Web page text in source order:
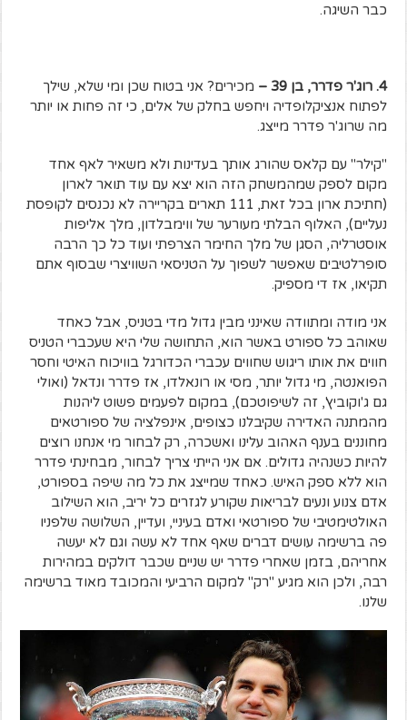
כבר השיגה.
4. רוג'ר פדרר, בן 39 –
מכירים? אני בטוח שכן ומי שלא, שילך
לפתוח אנציקלופדיה ויחפש בחלק של אלים, כי זה פחות או יותר
מה שרוג'ר פדרר מייצג.
"קילר" עם קלאס שהורג אותך בעדינות ולא משאיר לאף אחד
מקום לספק שמהמשחק הזה הוא יצא עם עוד תואר לארון
(חתיכת ארון בכל זאת, 111 תארים בקריירה לא נכנסים לקופסת
נעליים), האלוף הבלתי מעורער של ווימבלדון, מלך אליפות
אוסטרליה, הסגן של מלך החימר הצרפתי ועוד כל כך הרבה
סופרלטיבים שאפשר לשפוך על הטניסאי השוויצרי שבסוף אתם
תקיאו, אז די מספיק.
אני מודה ומתוודה שאינני מבין גדול מדי בטניס, אבל כאחד
שאוהב כל ספורט באשר הוא, התחושה שלי היא שעכברי הטניס
חווים את אותו ריגוש שחווים עכברי הכדורגל בוויכוח האיטי וחסר
הפואנטה, מי גדול יותר, מסי או רונאלדו, אז פדרר ונדאל (ואולי
גם ג'וקוביץ', זה לשיפוטכם), במקום לפעמים פשוט ליהנות
מהמתנה האדירה שקיבלנו כצופים, אינפלציה של ספורטאים
מחוננים בענף האהוב עלינו ואשכרה, רק לבחור מי אנחנו רוצים
להיות כשנהיה גדולים. אם אני הייתי צריך לבחור, מבחינתי פדרר
הוא ללא ספק האיש. כאחד שמייצג את כל מה שיפה בספורט,
אדם צנוע ונעים לבריאות שקורע לגזרים כל יריב, הוא השילוב
האולטימטיבי של ספורטאי ואדם בעיניי, ועדיין, השלושה שלפניו
פה ברשימה עושים דברים שאף אחד לא עשה וגם לא יעשה
אחריהם, בזמן שאחרי פדרר יש שניים שכבר דולקים במהירות
רבה, ולכן הוא מגיע "רק" למקום הרביעי והמכובד מאוד ברשימה
שלנו.